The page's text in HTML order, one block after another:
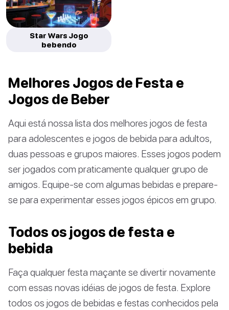
Star Wars Jogo
bebendo
Melhores Jogos de Festa e
Jogos de Beber
Aqui está nossa lista dos melhores jogos de festa
para adolescentes e jogos de bebida para adultos,
duas pessoas e grupos maiores. Esses jogos podem
ser jogados com praticamente qualquer grupo de
amigos. Equipe-se com algumas bebidas e prepare-
se para experimentar esses jogos épicos em grupo.
Todos os jogos de festa e
bebida
Faça qualquer festa maçante se divertir novamente
com essas novas idéias de jogos de festa. Explore
todos os jogos de bebidas e festas conhecidos pela